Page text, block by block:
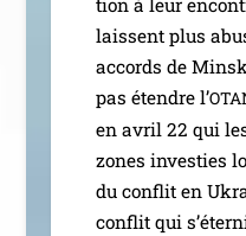
tion à leur
laissent plus
accords de
pas étendre l’
en avril 22 qui
zones inves­ties
du conflit en
conflit qui